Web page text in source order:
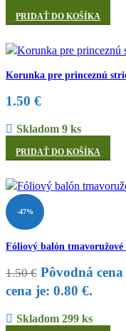
PRIDAŤ DO KOŠÍKA
Korunka pre princeznú
1.50 €
Skladom 9 ks
PRIDAŤ DO KOŠÍKA
-47%
Fóliový balón tmavoružové
1.50€ Pôvodná
cena je: 0.80 €.
Skladom 299 ks